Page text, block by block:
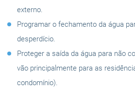
externo.
Programar o fechamento da água
desperdício.
Proteger a saída da água para não
vão principalmente para as
condomínio).